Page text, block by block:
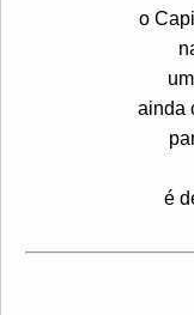
o
ainda
é